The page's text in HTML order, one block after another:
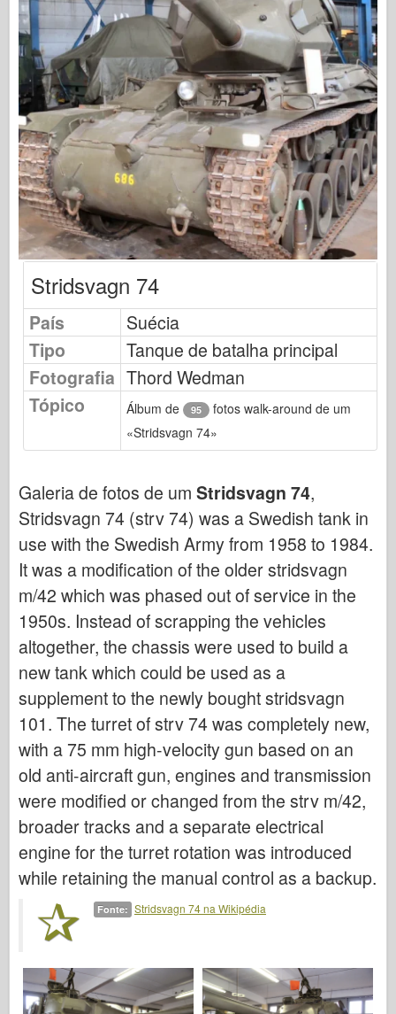
Editora Osprey
Sinal de Esquadrão
TankPower
Caminhões e Tanques
Waffen-Arsenal
Wydawnictwo Militaria
Maquettes
Academia
Modelos Ace
Clube AFV
Airfix
Força Aérea
Modelo AZ
Cão Preto
Bronco
Cyber-Hobby
Dragão
Eduard
Modelo E.T.
Moldes finos
Forças de Valor
FriulModel
Hasegawa
HobbyBoss
Modelos IBG
Icm
Italeri
Lenda
Modelo Meng
Tamiya
Tristar
Trompetista
Zvezda
Álbuns-Fotos
Stridsvagn 74
País
Suécia
Tipo
Tanque de batalha principal
Fotografia Thord Wedman
Tópico
Álbum de 95
fotos walk-around de um
«Stridsvagn 74»
Galeria de fotos de um Stridsvagn 74,
Stridsvagn 74 (strv 74) was a Swedish tank in
use with the Swedish Army from 1958 to 1984.
It was a modification of the older stridsvagn
m/42 which was phased out of service in the
1950s. Instead of scrapping the vehicles
altogether, the chassis were used to build a
new tank which could be used as a
supplement to the newly bought stridsvagn
101. The turret of strv 74 was completely new,
with a 75 mm high-velocity gun based on an
old anti-aircraft gun, engines and transmission
were modified or changed from the strv m/42,
broader tracks and a separate electrical
engine for the turret rotation was introduced
while retaining the manual control as a backup.
Fonte: Stridsvagn 74 na Wikipédia